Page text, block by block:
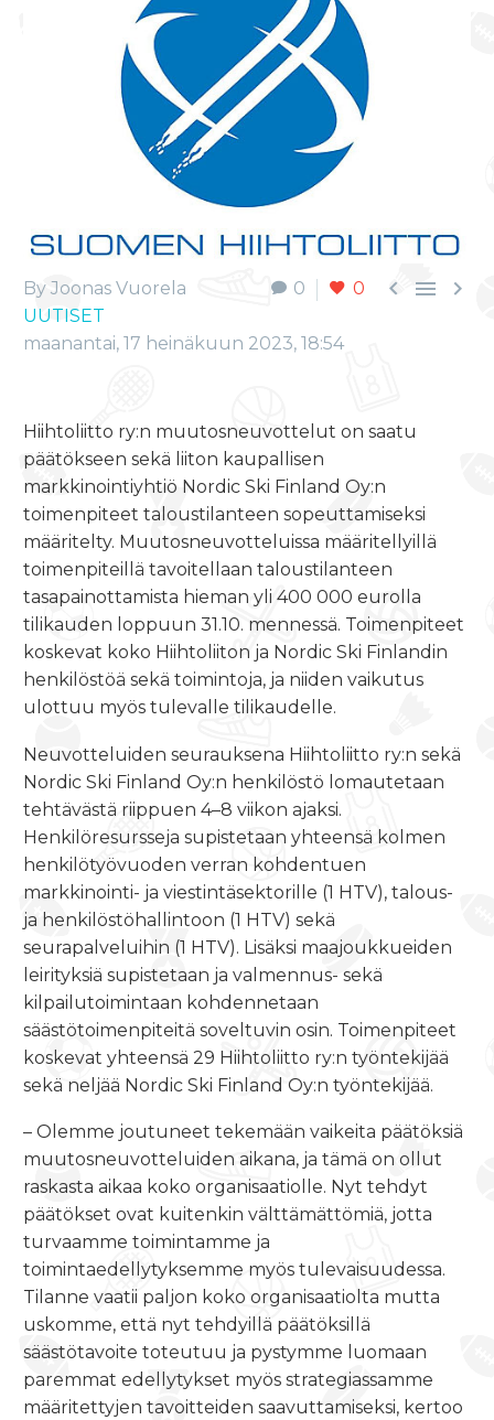
0 0   
By Joonas Vuorela
UUTISET
maanantai, 17 heinäkuun 2023, 18:54
Hiihtoliitto ry:n muutosneuvottelut on saatu
päätökseen sekä liiton kaupallisen
markkinointiyhtiö Nordic Ski Finland Oy:n
toimenpiteet taloustilanteen sopeuttamiseksi
määritelty. Muutosneuvotteluissa määritellyillä
toimenpiteillä tavoitellaan taloustilanteen
tasapainottamista hieman yli 400 000 eurolla
tilikauden loppuun 31.10. mennessä. Toimenpiteet
koskevat koko Hiihtoliiton ja Nordic Ski Finlandin
henkilöstöä sekä toimintoja, ja niiden vaikutus
ulottuu myös tulevalle tilikaudelle.
Neuvotteluiden seurauksena Hiihtoliitto ry:n sekä
Nordic Ski Finland Oy:n henkilöstö lomautetaan
tehtävästä riippuen 4–8 viikon ajaksi.
Henkilöresursseja supistetaan yhteensä kolmen
henkilötyövuoden verran kohdentuen
markkinointi- ja viestintäsektorille (1 HTV), talous-
ja henkilöstöhallintoon (1 HTV) sekä
seurapalveluihin (1 HTV). Lisäksi maajoukkueiden
leirityksiä supistetaan ja valmennus- sekä
kilpailutoimintaan kohdennetaan
säästötoimenpiteitä soveltuvin osin. Toimenpiteet
koskevat yhteensä 29 Hiihtoliitto ry:n työntekijää
sekä neljää Nordic Ski Finland Oy:n työntekijää.
– Olemme joutuneet tekemään vaikeita päätöksiä
muutosneuvotteluiden aikana, ja tämä on ollut
raskasta aikaa koko organisaatiolle. Nyt tehdyt
päätökset ovat kuitenkin välttämättömiä, jotta
turvaamme toimintamme ja
toimintaedellytyksemme myös tulevaisuudessa.
Tilanne vaatii paljon koko organisaatiolta mutta
uskomme, että nyt tehdyillä päätöksillä
säästötavoite toteutuu ja pystymme luomaan
paremmat edellytykset myös strategiassamme
määritettyjen tavoitteiden saavuttamiseksi, kertoo